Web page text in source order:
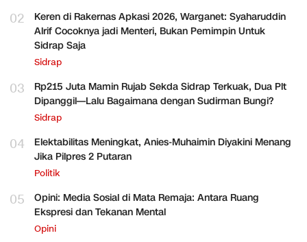
02
Keren di Rakernas Apkasi 2026, Warganet: Syaharuddin
Alrif Cocoknya jadi Menteri, Bukan Pemimpin Untuk
Sidrap Saja
Sidrap
03
Rp215 Juta Mamin Rujab Sekda Sidrap Terkuak, Dua Plt
Dipanggil—Lalu Bagaimana dengan Sudirman Bungi?
Sidrap
04
Elektabilitas Meningkat, Anies-Muhaimin Diyakini Menang
Jika Pilpres 2 Putaran
Politik
05
Opini: Media Sosial di Mata Remaja: Antara Ruang
Ekspresi dan Tekanan Mental
Opini